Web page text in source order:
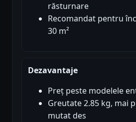
răsturnare
Recomandat pentru
30 m²
Dezavantaje
Preț peste modelele
Greutate 2.85 kg, mai
mutat des